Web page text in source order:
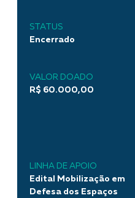
STATUS
Encerrado
VALOR DOADO
R$ 60.000,00
LINHA DE APOIO
Edital Mobilização em
Defesa dos Espaços